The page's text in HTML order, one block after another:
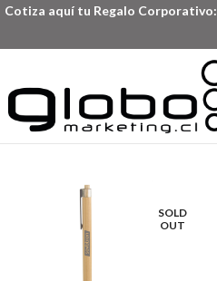
Cotiza aquí tu Regalo Corporativo:
SOLD
OUT